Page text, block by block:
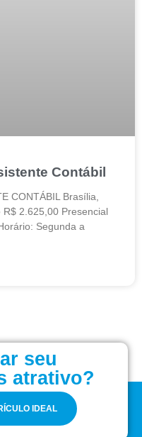
Contábil
CONTÁBIL Brasília,
R$ 2.625,00 Presencial
Segunda a
seu
atrativo?
IDEAL